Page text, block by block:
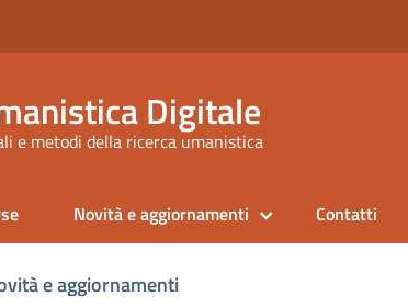
Digitale
e metodi della ricerca umanistica
Novità e aggiornamenti Contatti
e aggiornamenti